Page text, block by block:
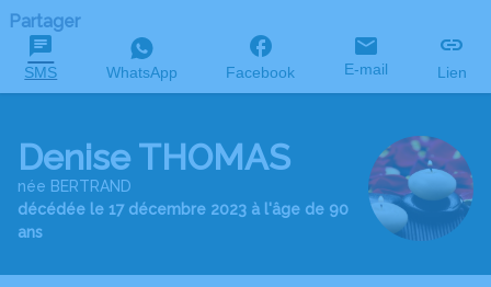
Partager
SMS WhatsApp Facebook E-mail Lien
Denise THOMAS
née BERTRAND
décédée le 17 décembre 2023 à l'âge de 90
ans